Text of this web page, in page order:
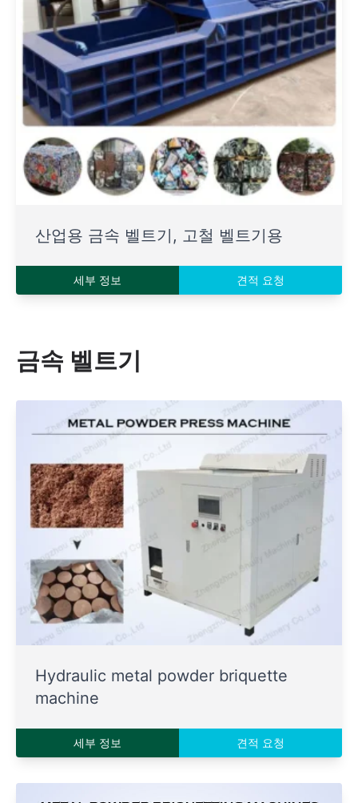
산업용 금속 벨트기, 고철 벨트기용
세부 정보 견적 요청
금속 벨트기
Hydraulic metal powder briquette
machine
세부 정보 견적 요청